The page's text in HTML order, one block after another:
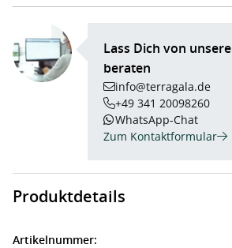
Lass Dich von
beraten
info@terragala.de
+49 341 20098260
WhatsApp-Chat
Zum Kontaktformular
Produktdetails
Artikelnummer: